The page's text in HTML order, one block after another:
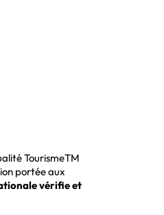
TourismeTM
portée aux
vérifie et